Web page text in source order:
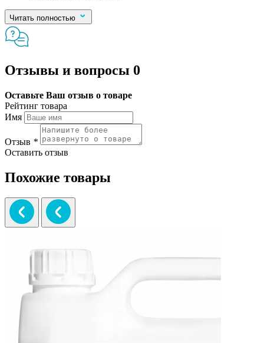
Читать полностью
Отзывы и вопросы 0
Оставьте Ваш отзыв о товаре
Рейтинг товара
Имя
Отзыв *
Оставить отзыв
Похожие товары